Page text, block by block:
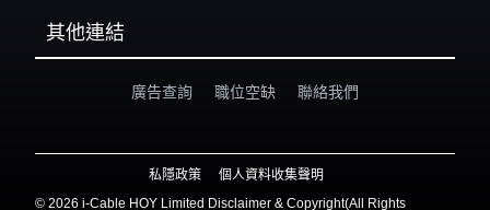
其他連結
廣告查詢 職位空缺 聯絡我們
私隱政策
個人資料收集聲明
© 2026 i-Cable HOY Limited Disclaimer & Copyright(All Rights